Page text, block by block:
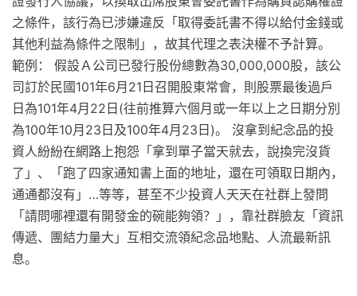
之條件，該行為已涉嫌違反「取得委託書不得以給付金錢或
其他利益為條件之限制」，故其代理之表決權不予計算。
範例： 假設Ａ公司已發行股份總數為30,000,000股，該公
司訂於民國101年6月21日召開股東常會，則股票最後過戶
日為101年4月22日(往前推算六個月或一年以上之日期分別
為100年10月23日及100年4月23日)。 沒拿到紀念品的投
資人紛紛在網路上抱怨「拿到單子當天就去，說換完沒貨
了」、「跑了四家通知書上面的地址，還在可領取日期內，
通通都沒有」…等等，甚至不少投資人天天在社群上發問
「請問哪裡還有開發金的碗能夠領？」，靠社群臉友「資訊
傳遞、團結力量大」互相交流領紀念品地點、人流最新訊
息。